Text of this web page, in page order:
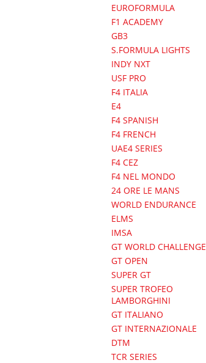
EUROFORMULA
F1 ACADEMY
GB3
S.FORMULA LIGHTS
INDY NXT
USF PRO
F4 ITALIA
E4
F4 SPANISH
F4 FRENCH
UAE4 SERIES
F4 CEZ
F4 NEL MONDO
24 ORE LE MANS
WORLD ENDURANCE
ELMS
IMSA
GT WORLD CHALLENGE
GT OPEN
SUPER GT
SUPER TROFEO
LAMBORGHINI
GT ITALIANO
GT INTERNAZIONALE
DTM
TCR SERIES